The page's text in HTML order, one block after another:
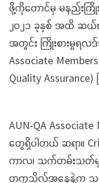
ဖို့ကိုတောင်မှ မနည်းကြို
၂၀၂၁ ခုနှစ် အထိ ဆယ်
အတွင်း ကြိုးစားမှုရလ
Associate
Quality Assurance)
AUN-QA
တွေရှိပါတယ် ဆရာ။
ကာလ၊ သက်တမ်းသတ်
တက္ကသိုလ်အနေနဲ့က သက်